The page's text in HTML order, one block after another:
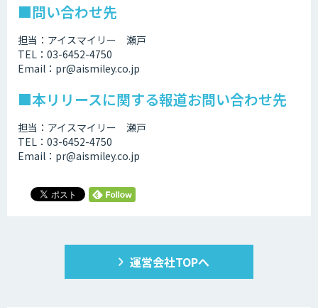
■問い合わせ先
担当：アイスマイリー 瀬戸
TEL：03-6452-4750
Email：pr@aismiley.co.jp
■本リリースに関する報道お問い合わせ先
担当：アイスマイリー 瀬戸
TEL：03-6452-4750
Email：pr@aismiley.co.jp
運営会社TOPへ